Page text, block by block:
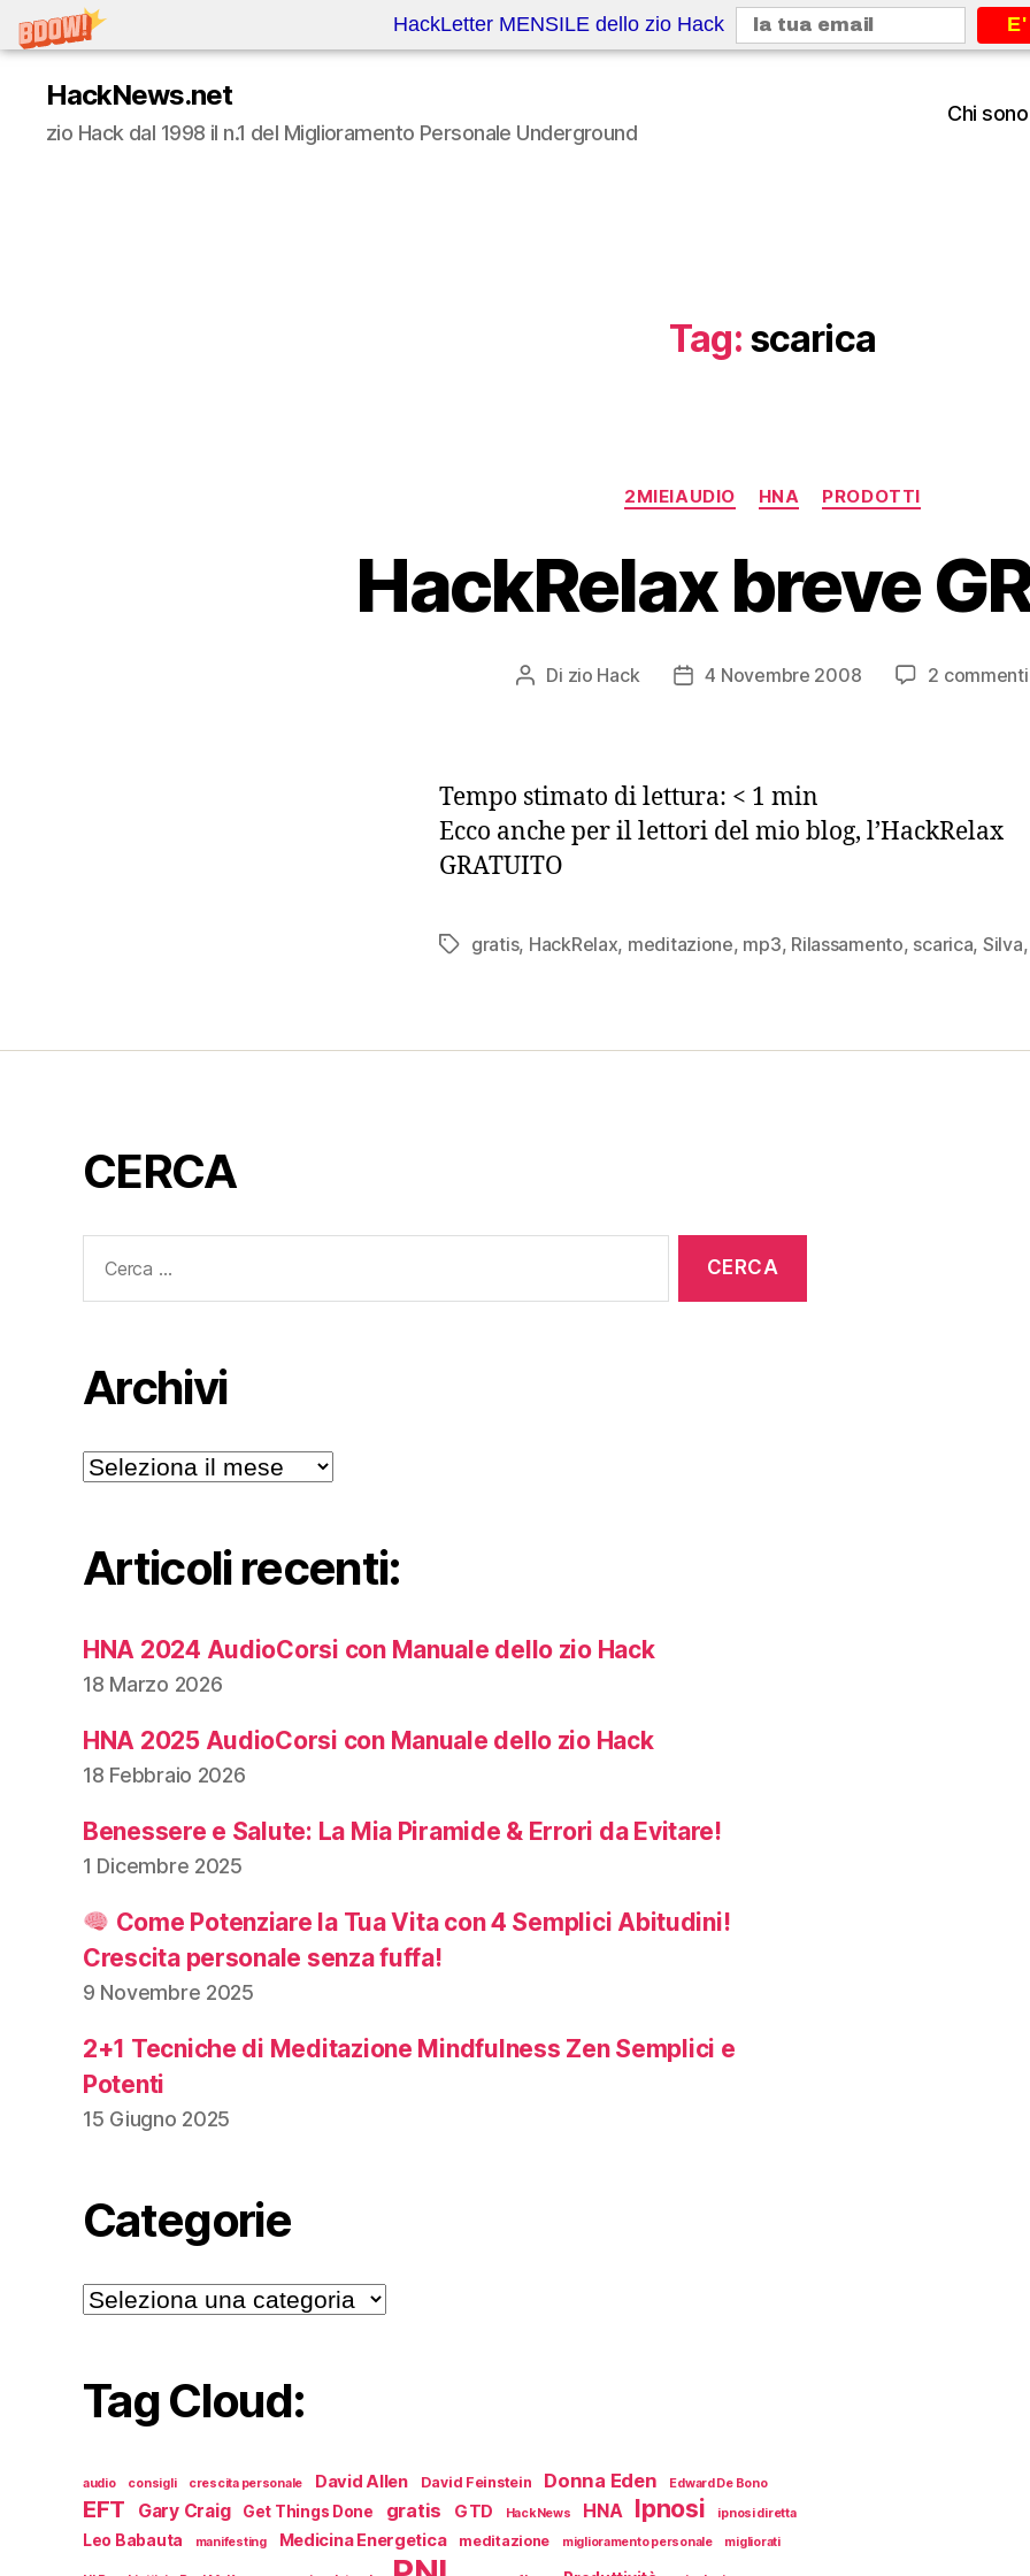
HackLetter MENSILE dello zio Hack
HackNews.net
zio Hack dal 1998 il n.1 del Miglioramento Personale Underground
Chi sono
Tag: scarica
Categorie
2MIEIAUDIO HNA PRODOTTI
HackRelax breve
Autore
Di zio Hack
Data4 Novembre 2008 2 commenti
Tempo stimato di lettura: < 1 min
Ecco anche per il lettori del mio blog, l’HackRelax
GRATUITO
Tag gratis, HackRelax, meditazione, mp3, Rilassamento, scarica, Silva,
CERCA
Archivi
Archivi
Articoli recenti:
HNA 2024 AudioCorsi con Manuale dello zio Hack
18 Marzo 2026
HNA 2025 AudioCorsi con Manuale dello zio Hack
18 Febbraio 2026
Benessere e Salute: La Mia Piramide & Errori da Evitare!
1 Dicembre 2025
Come Potenziare la Tua Vita con 4 Semplici Abitudini!
Crescita personale senza fuffa!
9 Novembre 2025
2+1 Tecniche di Meditazione Mindfulness Zen Semplici e
Potenti
15 Giugno 2025
Categorie
Categorie
Tag Cloud:
audio consigli crescita personale David Allen David Feinstein Donna Eden Edward De Bono
EFT Gary Craig Get Things Done gratis GTD HackNews HNA Ipnosi ipnosi diretta
Leo Babauta manifesting Medicina Energetica meditazione miglioramento personale migliorati